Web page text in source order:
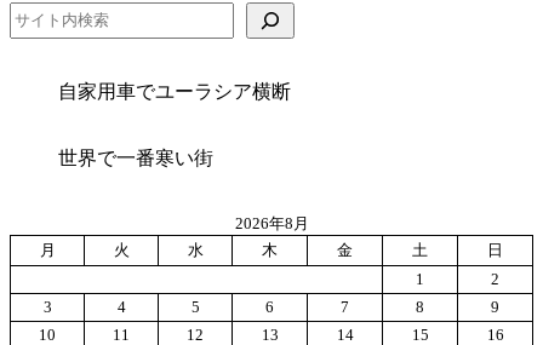
テ
ゴ
検索
自家用車でユーラシア横断
世界で一番寒い街
2026年8月
月
火 水 木 金 土
日
1
2
3
4 5 6 7 8
9
10
11 12 13 14 15
16